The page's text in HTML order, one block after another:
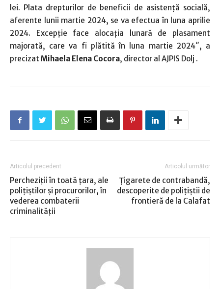
lei. Plata drepturilor de beneficii de asistență socială,
aferente lunii martie 2024, se va efectua în luna aprilie
2024. Excepție face alocația lunară de plasament
majorată, care va fi plătită în luna martie 2024″, a
precizat Mihaela Elena Cocora, director al AJPIS Dolj .
Articolul precedent
Percheziţii în toată ţara, ale
poliţiştilor şi procurorilor, în
vederea combaterii
criminalităţii
Articolul următor
Ţigarete de contrabandă,
descoperite de poliţiştii de
frontieră de la Calafat